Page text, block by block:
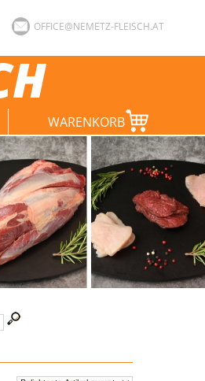
OFFICE@NEMETZ-FLEISCH.AT
WARENKORB